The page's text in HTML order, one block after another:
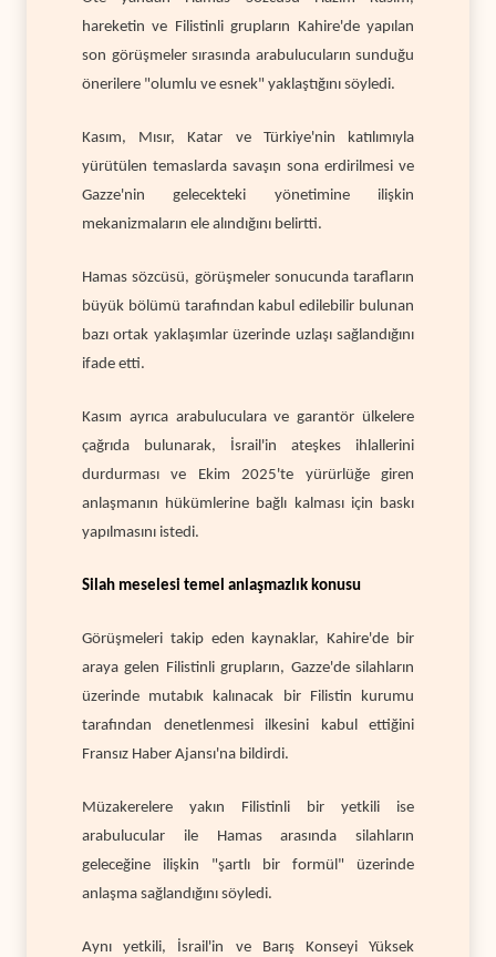
hareketin ve Filistinli grupların Kahire'de yapılan
son görüşmeler sırasında arabulucuların sunduğu
önerilere "olumlu ve esnek" yaklaştığını söyledi.
Kasım, Mısır, Katar ve Türkiye'nin katılımıyla
yürütülen temaslarda savaşın sona erdirilmesi ve
Gazze'nin gelecekteki yönetimine ilişkin
mekanizmaların ele alındığını belirtti.
Hamas sözcüsü, görüşmeler sonucunda tarafların
büyük bölümü tarafından kabul edilebilir bulunan
bazı ortak yaklaşımlar üzerinde uzlaşı sağlandığını
ifade etti.
Kasım ayrıca arabuluculara ve garantör ülkelere
çağrıda bulunarak, İsrail'in ateşkes ihlallerini
durdurması ve Ekim 2025'te yürürlüğe giren
anlaşmanın hükümlerine bağlı kalması için baskı
yapılmasını istedi.
Silah meselesi temel anlaşmazlık konusu
Görüşmeleri takip eden kaynaklar, Kahire'de bir
araya gelen Filistinli grupların, Gazze'de silahların
üzerinde mutabık kalınacak bir Filistin kurumu
tarafından denetlenmesi ilkesini kabul ettiğini
Fransız Haber Ajansı'na bildirdi.
Müzakerelere yakın Filistinli bir yetkili ise
arabulucular ile Hamas arasında silahların
geleceğine ilişkin "şartlı bir formül" üzerinde
anlaşma sağlandığını söyledi.
Aynı yetkili, İsrail'in ve Barış Konseyi Yüksek